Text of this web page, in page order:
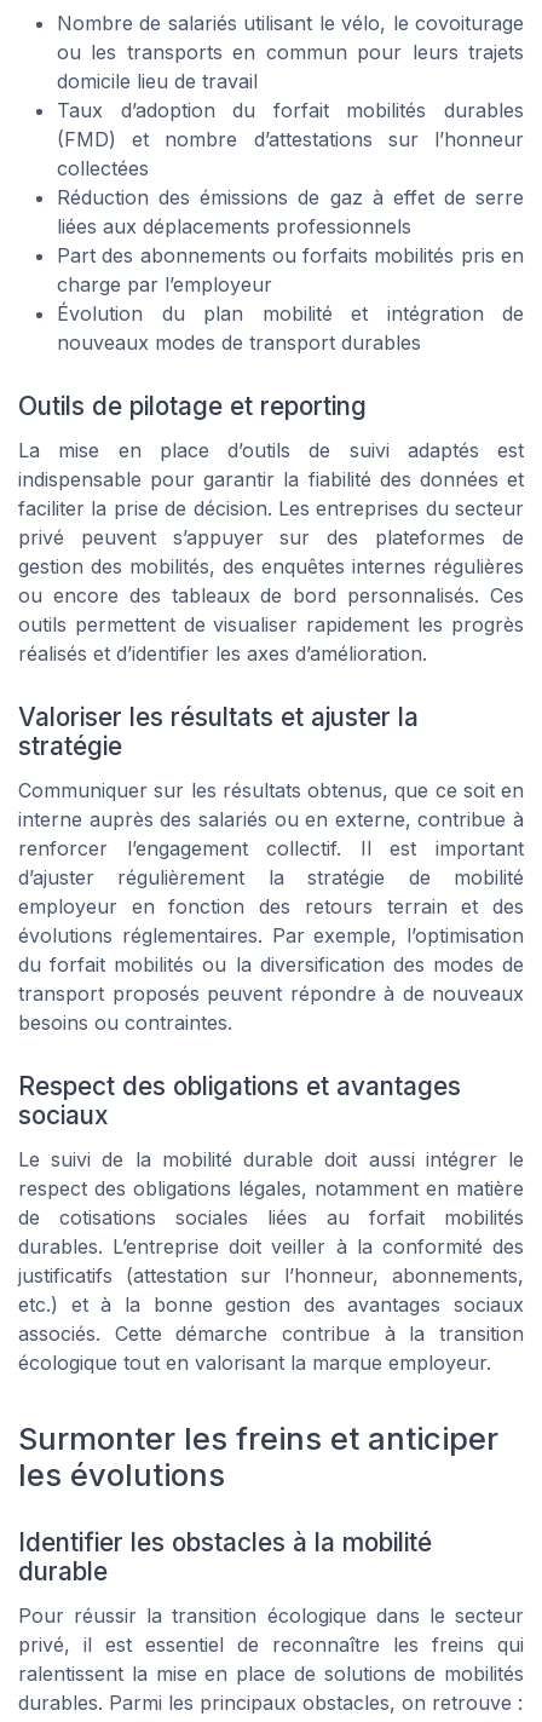
Nombre de salariés utilisant le vélo, le covoiturage
ou les transports en commun pour leurs trajets
domicile lieu de travail
Taux d’adoption du forfait mobilités durables
(FMD) et nombre d’attestations sur l’honneur
collectées
Réduction des émissions de gaz à effet de serre
liées aux déplacements professionnels
Part des abonnements ou forfaits mobilités pris en
charge par l’employeur
Évolution du plan mobilité et intégration de
nouveaux modes de transport durables
Outils de pilotage et reporting
La mise en place d’outils de suivi adaptés est
indispensable pour garantir la fiabilité des données et
faciliter la prise de décision. Les entreprises du secteur
privé peuvent s’appuyer sur des plateformes de
gestion des mobilités, des enquêtes internes régulières
ou encore des tableaux de bord personnalisés. Ces
outils permettent de visualiser rapidement les progrès
réalisés et d’identifier les axes d’amélioration.
Valoriser les résultats et ajuster la
stratégie
Communiquer sur les résultats obtenus, que ce soit en
interne auprès des salariés ou en externe, contribue à
renforcer l’engagement collectif. Il est important
d’ajuster régulièrement la stratégie de mobilité
employeur en fonction des retours terrain et des
évolutions réglementaires. Par exemple, l’optimisation
du forfait mobilités ou la diversification des modes de
transport proposés peuvent répondre à de nouveaux
besoins ou contraintes.
Respect des obligations et avantages
sociaux
Le suivi de la mobilité durable doit aussi intégrer le
respect des obligations légales, notamment en matière
de cotisations sociales liées au forfait mobilités
durables. L’entreprise doit veiller à la conformité des
justificatifs (attestation sur l’honneur, abonnements,
etc.) et à la bonne gestion des avantages sociaux
associés. Cette démarche contribue à la transition
écologique tout en valorisant la marque employeur.
Surmonter les freins et anticiper
les évolutions
Identifier les obstacles à la mobilité
durable
Pour réussir la transition écologique dans le secteur
privé, il est essentiel de reconnaître les freins qui
ralentissent la mise en place de solutions de mobilités
durables. Parmi les principaux obstacles, on retrouve :